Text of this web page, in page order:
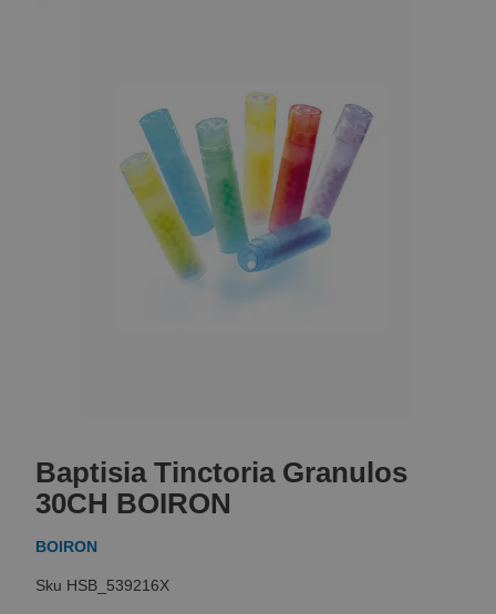
the
beginning
of
the
gallery
Baptisia Tinctoria Granulos
30CH BOIRON
BOIRON
HSB_539216X